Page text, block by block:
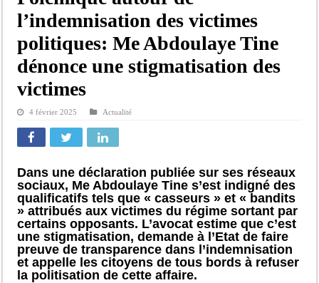
l’indemnisation des victimes
politiques: Me Abdoulaye Tine
dénonce une stigmatisation des
victimes
4 février 2025 Actualité
Dans une déclaration publiée sur ses réseaux
sociaux, Me Abdoulaye Tine s’est indigné des
qualificatifs tels que « casseurs » et « bandits
» attribués aux victimes du régime sortant par
certains opposants. L’avocat estime que c’est
une stigmatisation, demande à l’Etat de faire
preuve de transparence dans l’indemnisation
et appelle les citoyens de tous bords à refuser
la politisation de cette affaire.